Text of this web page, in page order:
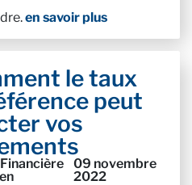
en savoir plus
le taux
peut
vos
09 novembre
2022